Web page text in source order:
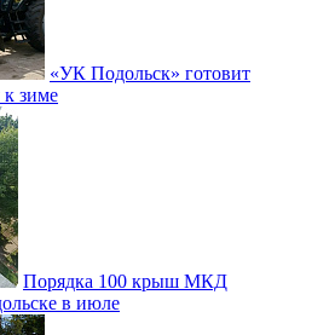
«УК Подольск» готовит
зиме
Порядка 100 крыш МКД
в июле